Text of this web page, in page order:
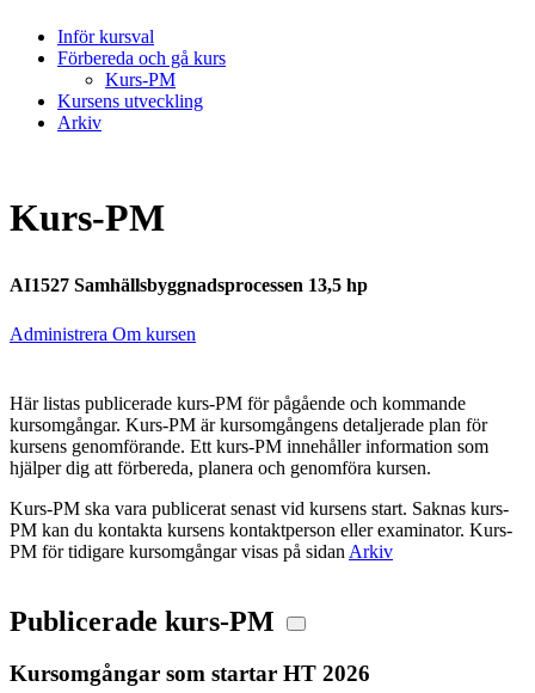
Inför kursval
Förbereda och gå kurs
Kurs-PM
Kursens utveckling
Arkiv
Kurs-PM
AI1527 Samhällsbyggnadsprocessen 13,5 hp
Administrera Om kursen
Här listas publicerade kurs-PM för pågående och kommande
kursomgångar. Kurs-PM är kursomgångens detaljerade plan för
kursens genomförande. Ett kurs-PM innehåller information som
hjälper dig att förbereda, planera och genomföra kursen.
Kurs-PM ska vara publicerat senast vid kursens start. Saknas kurs-
PM kan du kontakta kursens kontaktperson eller examinator. Kurs-
PM för tidigare kursomgångar visas på sidan Arkiv
Publicerade kurs-PM
Kursomgångar som startar HT 2026